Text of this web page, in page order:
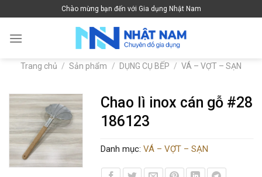
to
content
Chào mừng bạn đến với Gia dụng Nhật Nam
Trang chủ / Sản phẩm / DỤNG CỤ BẾP / VÁ – VỢT – SẠN
Chao lì inox cán gỗ #28
186123
Danh mục: VÁ – VỢT – SẠN